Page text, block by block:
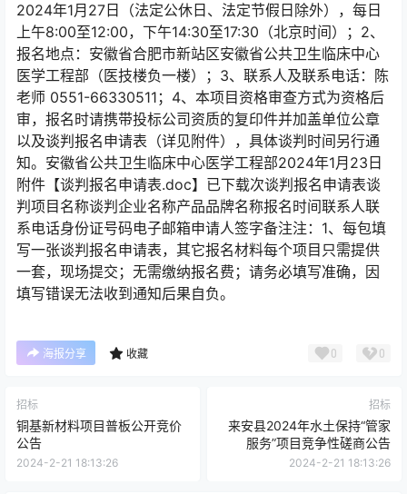
2024年1月27日（法定公休日、法定节假日除外），每日
上午8:00至12:00，下午14:30至17:30（北京时间）；2、
报名地点：安徽省合肥市新站区安徽省公共卫生临床中心
医学工程部（医技楼负一楼）；3、联系人及联系电话：陈
老师 0551-66330511；4、本项目资格审查方式为资格后
审，报名时请携带投标公司资质的复印件并加盖单位公章
以及谈判报名申请表（详见附件），具体谈判时间另行通
知。安徽省公共卫生临床中心医学工程部2024年1月23日
附件【谈判报名申请表.doc】已下载次谈判报名申请表谈
判项目名称谈判企业名称产品品牌名称报名时间联系人联
系电话身份证号码电子邮箱申请人签字备注注：1、每包填
写一张谈判报名申请表，其它报名材料每个项目只需提供
一套，现场提交；无需缴纳报名费；请务必填写准确，因
填写错误无法收到通知后果自负。
海报分享 收藏 0 0
招标
铜基新材料项目普板公开竞价
公告
2024-2-21 18:13:26
招标
来安县2024年水土保持“管家
服务”项目竞争性磋商公告
2024-2-21 18:13:26